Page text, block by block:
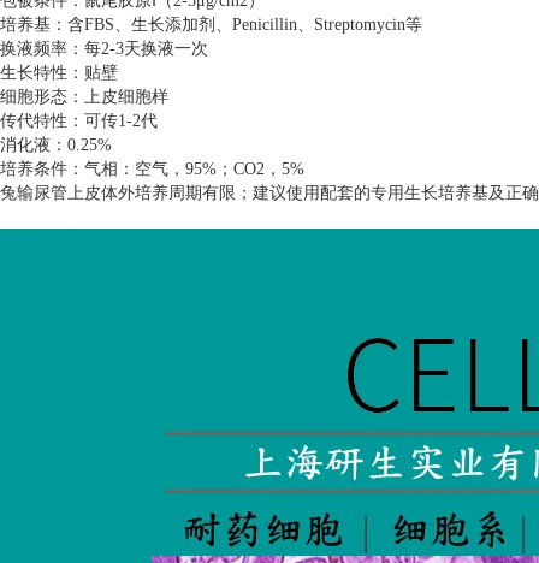
培养基：含FBS、生长添加剂、 Penicillin、 Streptomycin等
换液频率：每2-3天换液一次
生长特性：贴壁
细胞形态：上皮细胞样
传代特性：可传1-2代
消化液： 0.25%
培养条件：气相：空气， 95% ； CO2 ， 5%
兔输尿管上皮体外培养周期有限；建议使用配套的专用生长培养基及正